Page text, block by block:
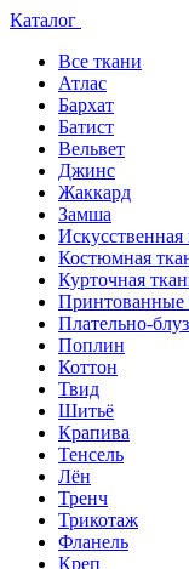
Каталог
Все ткани
Атлас
Бархат
Батист
Вельвет
Джинс
Жаккард
Замша
Искусственная
Костюмная
Курточная
Принтованные
Плательно-
Поплин
Коттон
Твид
Шитьё
Крапива
Тенсель
Лён
Тренч
Трикотаж
Фланель
Креп